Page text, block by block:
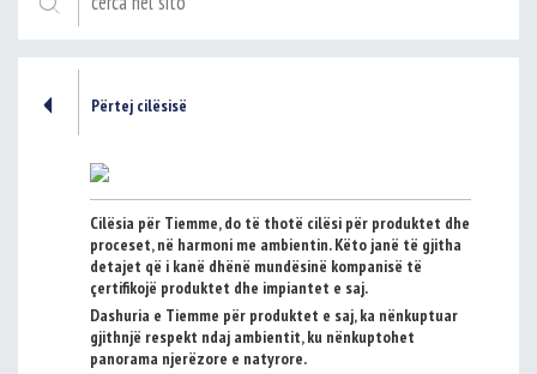
Përtej cilësisë
Cilësia për Tiemme, do të thotë cilësi për produktet dhe
proceset, në harmoni me ambientin. Këto janë të gjitha
detajet që i kanë dhënë mundësinë kompanisë të
çertifikojë produktet dhe impiantet e saj.
Dashuria e Tiemme për produktet e saj, ka nënkuptuar
gjithnjë respekt ndaj ambientit, ku nënkuptohet
panorama njerëzore e natyrore.